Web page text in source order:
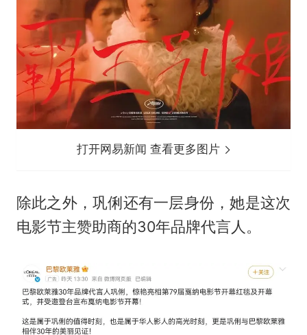
打开网易新闻 查看更多图片
除此之外，巩俐还有一层身份，她是这次
电影节主赞助商的30年品牌代言人。